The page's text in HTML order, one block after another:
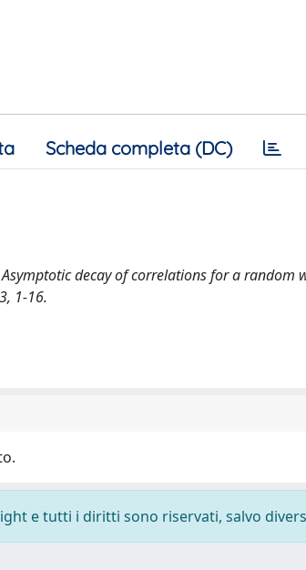
Scheda completa (DC)
Asymptotic decay of correlations for a
1-16.
e tutti i diritti sono riservati, salvo